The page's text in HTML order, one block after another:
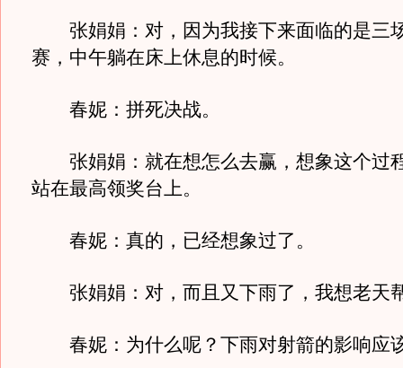
张娟娟：对，因为我接下来面临的是三
赛，中午躺在床上休息的时候。
春妮：拼死决战。
张娟娟：就在想怎么去赢，想象这个过
站在最高领奖台上。
春妮：真的，已经想象过了。
张娟娟：对，而且又下雨了，我想老天
春妮：为什么呢？下雨对射箭的影响应